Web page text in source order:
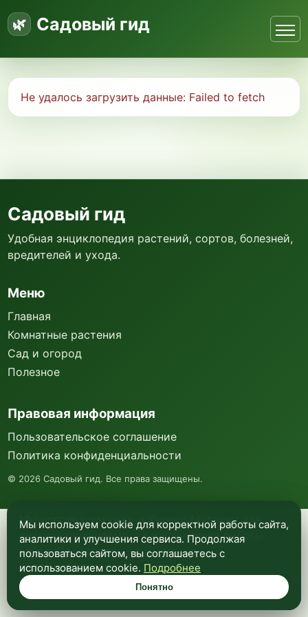
Садовый гид
Не удалось загрузить данные: Failed to fetch
Мы используем куки и Яндекс Метрику для
анализа посещаемости и улучшения работы
сайта. Подробнее —в политике
конфиденциальности.
Понятно
Садовый гид
Удобная энциклопедия растений, сортов, болезней,
вредителей и ухода.
Меню
Главная
Комнатные растения
Сад и огород
Полезное
Правовая информация
Пользовательское соглашение
Политика конфиденциальности
© 2026 Садовый гид. Все права защищены.
Мы используем cookie для корректной работы сайта,
аналитики и улучшения сервиса. Продолжая
пользоваться сайтом, вы соглашаетесь с
использованием cookie. Подробнее
Понятно